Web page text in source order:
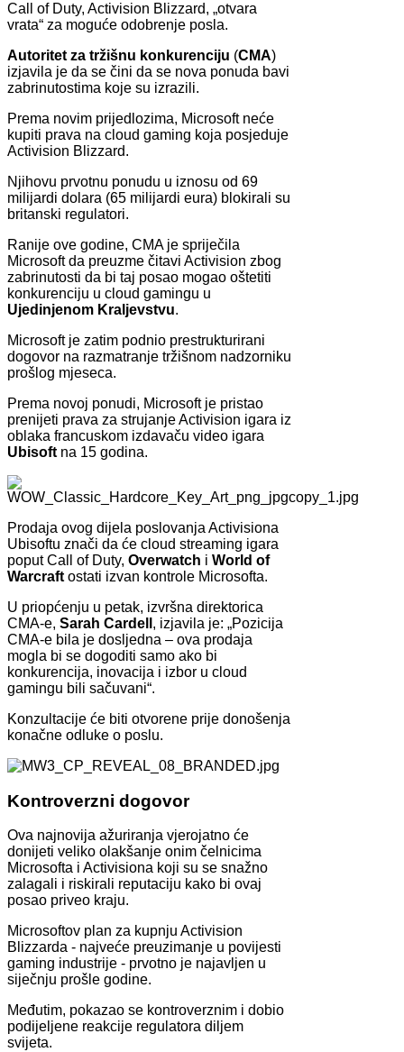
Call of Duty, Activision Blizzard, „otvara
vrata“ za moguće odobrenje posla.
Autoritet za tržišnu konkurenciju (CMA)
izjavila je da se čini da se nova ponuda bavi
zabrinutostima koje su izrazili.
Prema novim prijedlozima, Microsoft neće
kupiti prava na cloud gaming koja posjeduje
Activision Blizzard.
Njihovu prvotnu ponudu u iznosu od 69
milijardi dolara (65 milijardi eura) blokirali su
britanski regulatori.
Ranije ove godine, CMA je spriječila
Microsoft da preuzme čitavi Activision zbog
zabrinutosti da bi taj posao mogao oštetiti
konkurenciju u cloud gamingu u
Ujedinjenom Kraljevstvu.
Microsoft je zatim podnio prestrukturirani
dogovor na razmatranje tržišnom nadzorniku
prošlog mjeseca.
Prema novoj ponudi, Microsoft je pristao
prenijeti prava za strujanje Activision igara iz
oblaka francuskom izdavaču video igara
Ubisoft na 15 godina.
Prodaja ovog dijela poslovanja Activisiona
Ubisoftu znači da će cloud streaming igara
poput Call of Duty, Overwatch i World of
Warcraft ostati izvan kontrole Microsofta.
U priopćenju u petak, izvršna direktorica
CMA-e, Sarah Cardell , izjavila je: „Pozicija
CMA-e bila je dosljedna – ova prodaja
mogla bi se dogoditi samo ako bi
konkurencija, inovacija i izbor u cloud
gamingu bili sačuvani“.
Konzultacije će biti otvorene prije donošenja
konačne odluke o poslu.
Kontroverzni dogovor
Ova najnovija ažuriranja vjerojatno će
donijeti veliko olakšanje onim čelnicima
Microsofta i Activisiona koji su se snažno
zalagali i riskirali reputaciju kako bi ovaj
posao priveo kraju.
Microsoftov plan za kupnju Activision
Blizzarda - najveće preuzimanje u povijesti
gaming industrije - prvotno je najavljen u
siječnju prošle godine.
Međutim, pokazao se kontroverznim i dobio
podijeljene reakcije regulatora diljem
svijeta.